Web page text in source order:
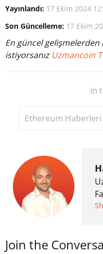
Yayınlandı: 17 Ekim 2024
Son Güncelleme: 17 Ekim
En güncel
istiyorsanız Uzmancoin
In
Ethereum Haberleri
Join the